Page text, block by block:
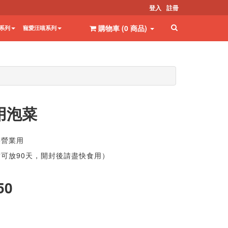
登入 註冊
列 寵愛汪喵系列 購物車 (0 商品)
泡菜
業用
放90天，開封後請盡快食用）